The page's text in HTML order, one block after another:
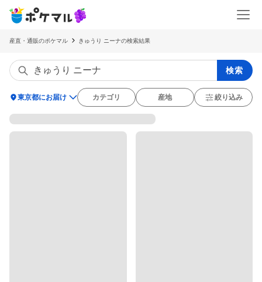
産直・通販のポケマル きゅうり ニーナの検索結果
検索
location_on東京都にお届け カテゴリ 産地 絞り込み